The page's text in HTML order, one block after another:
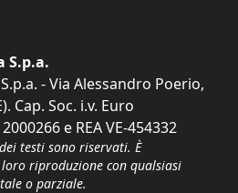
S.p.a.
- Via Alessandro Poerio,
Cap. Soc. i.v. Euro
e REA VE-454332
testi sono riservati. È
riproduzione con qualsiasi
o parziale.